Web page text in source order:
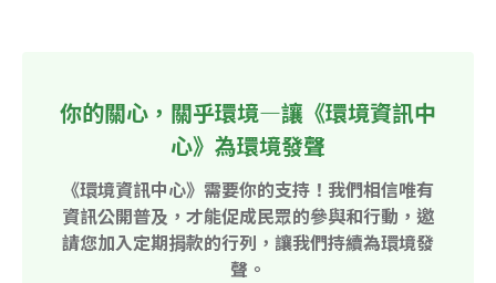
你的關心，關乎環境—讓《環境資訊中
心》為環境發聲
《環境資訊中心》需要你的支持！我們相信唯有
資訊公開普及，才能促成民眾的參與和行動，邀
請您加入定期捐款的行列，讓我們持續為環境發
聲。